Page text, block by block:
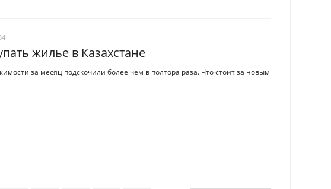
жилье в Казахстане
за месяц подскочили более чем в полтора раза. Что стоит за новым